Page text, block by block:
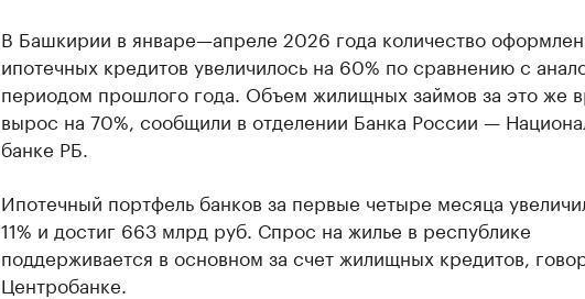
В Башкирии в январе—апреле 2026 года количество
ипотечных кредитов увеличилось на 60% по сравнению с
периодом прошлого года. Объем жилищных займов за это же
вырос на 70%, сообщили в отделении Банка России —
банке РБ.
Ипотечный портфель банков за первые четыре месяца
11% и достиг 663 млрд руб. Спрос на жилье в республике
поддерживается в основном за счет жилищных кредитов,
Центробанке.